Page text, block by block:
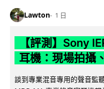
Lawton 1 日
【評測】Sony
耳機：現場拍攝
談到專業混音專用的聲音監